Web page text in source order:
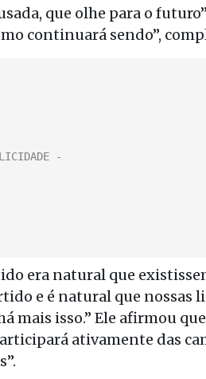
que olhe para o
continuará sendo”,
era natural que
e é natural que nossas
mais isso.” Ele afirmou
ativamente das